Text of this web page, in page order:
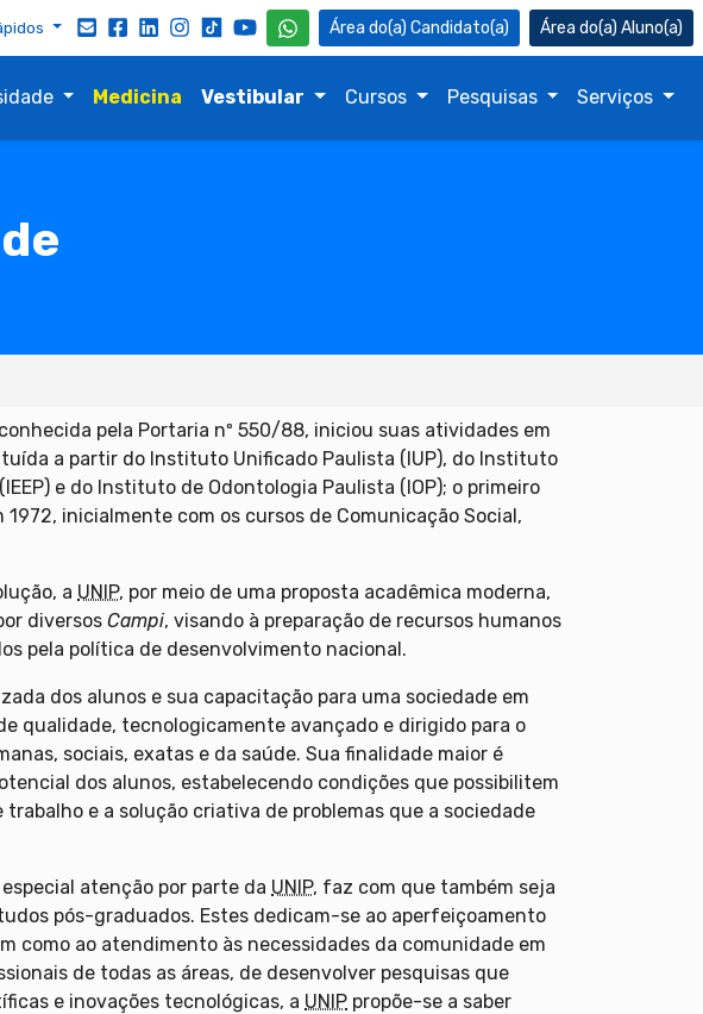
Candidato(a) Aluno(a)
Medicina Vestibular Cursos Pesquisas Serviços
pela Portaria nº 550/88, iniciou suas atividades em
a partir do Instituto Unificado Paulista (IUP), do Instituto
e do Instituto de Odontologia Paulista (IOP); o primeiro
inicialmente com os cursos de Comunicação Social,
a UNIP, por meio de uma proposta acadêmica moderna,
diversos Campi, visando à preparação de recursos humanos
pela política de desenvolvimento nacional.
dos alunos e sua capacitação para uma sociedade em
qualidade, tecnologicamente avançado e dirigido para o
sociais, exatas e da saúde. Sua finalidade maior é
dos alunos, estabelecendo condições que possibilitem
e a solução criativa de problemas que a sociedade
atenção por parte da UNIP, faz com que também seja
pós-graduados. Estes dedicam-se ao aperfeiçoamento
como ao atendimento às necessidades da comunidade em
de todas as áreas, de desenvolver pesquisas que
e inovações tecnológicas, a UNIP propõe-se a saber